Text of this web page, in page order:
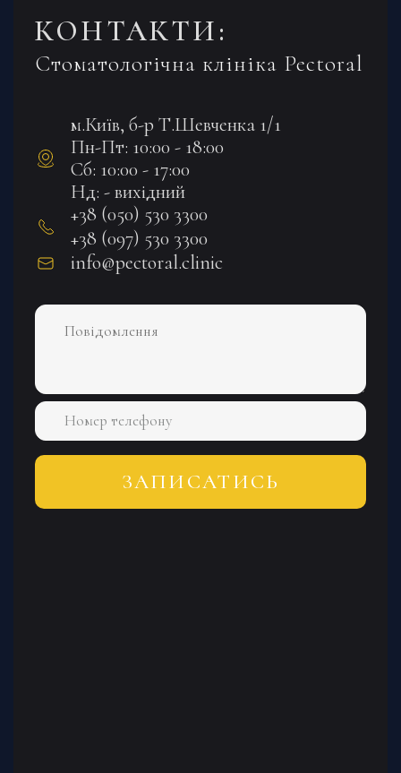
КОНТАКТИ:
Стоматологічна клініка Pectoral
м.Київ, б-р Т.Шевченка 1/1
Пн-Пт: 10:00 - 18:00
Сб: 10:00 - 17:00
Нд: - вихідний
+38 (050) 530 3300
+38 (097) 530 3300
info@pectoral.clinic